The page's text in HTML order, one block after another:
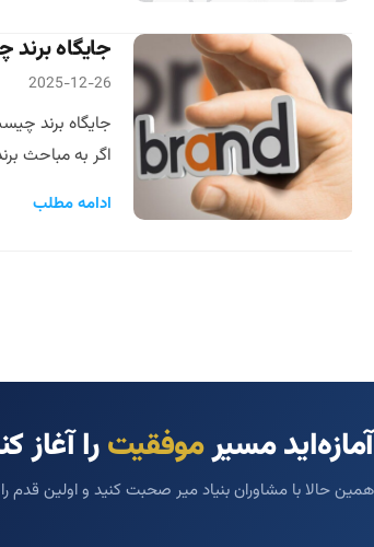
جایگاه
2025-12-26
اگر به مباحث
ادامه مطلب
آمازه‌اید مسیرموفقیترا آغاز
همین حالا با مشاوران بنیاد میر صحبت کنید و اولین قدم را